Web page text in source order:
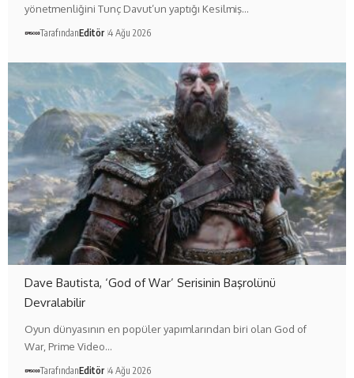
yönetmenliğini Tunç Davut’un yaptığı Kesilmiş…
TarafındanEditör 4 Ağu 2026
Dave Bautista, ‘God of War’ Serisinin Başrolünü
Devralabilir
Oyun dünyasının en popüler yapımlarından biri olan God of
War, Prime Video…
TarafındanEditör 4 Ağu 2026